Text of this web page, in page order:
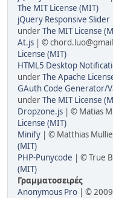
The MIT License (MIT)
jQuery Responsive Slider
underThe MIT License
At.js | ©
License (MIT)
HTML5 Desktop
underThe Apache
GAuth Code Generator/
underThe MIT License
Dropzone.js | © Matias
License (MIT)
Minify | © Matthias
(MIT)
PHP-Punycode | © True
(MIT)
Γραμματοσειρές
Anonymous Pro | ©